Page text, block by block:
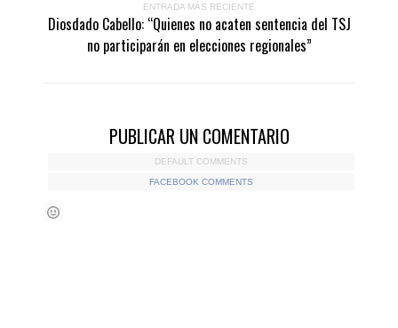
ENTRADA MÁS RECIENTE
Diosdado Cabello: “Quienes no acaten sentencia del TSJ
no participarán en elecciones regionales”
PUBLICAR UN COMENTARIO
DEFAULT COMMENTS
FACEBOOK COMMENTS